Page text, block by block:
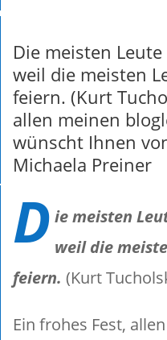
Die meisten
weil die meisten
feiern. (Kurt
allen meinen
wünscht Ihnen
Michaela Preiner
D ie meisten
weil die
feiern. (Kurt
Ein frohes Fest,